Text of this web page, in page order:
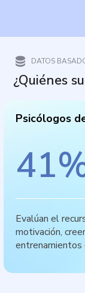
DATOS
¿Quiénes
Psicólogos
41
Evalúan el
motivación,
entrenamientos